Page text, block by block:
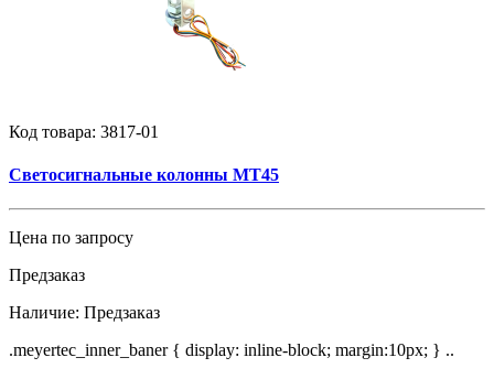
Код товара: 3817-01
Светосигнальные колонны MT45
Цена по запросу
Предзаказ
Наличие: Предзаказ
.meyertec_inner_baner { display: inline-block; margin:10px; } ..